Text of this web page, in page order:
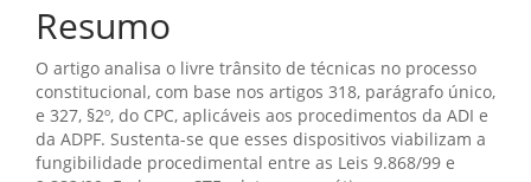
principal
Resumo
O artigo analisa o livre trânsito de técnicas no processo
constitucional, com base nos artigos 318, parágrafo único,
e 327, §2º, do CPC, aplicáveis aos procedimentos da ADI e
da ADPF. Sustenta-se que esses dispositivos viabilizam a
fungibilidade procedimental entre as Leis 9.868/99 e